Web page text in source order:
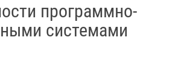
программно-
системами